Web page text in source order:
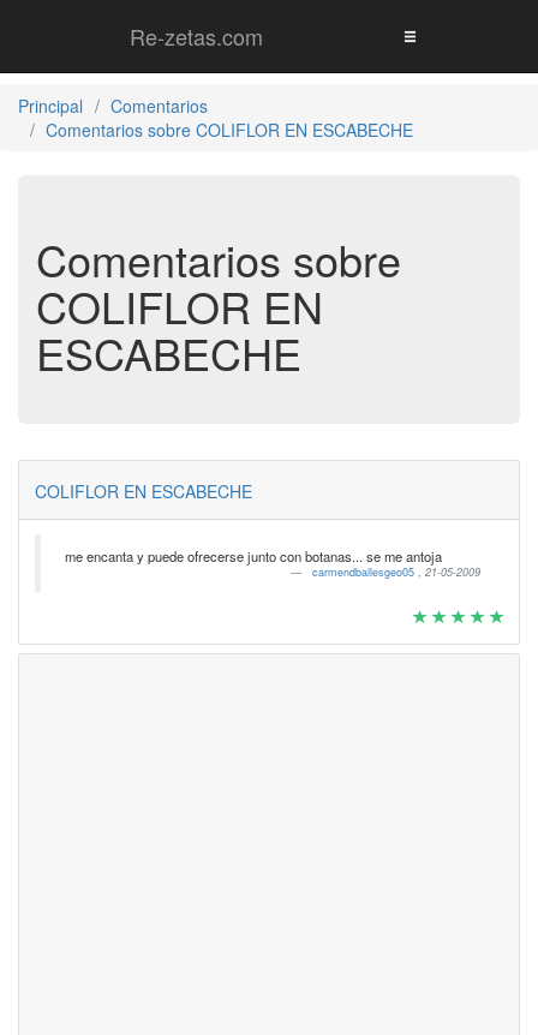
Re-zetas.com
Principal
Comentarios
Comentarios sobre COLIFLOR EN ESCABECHE
Comentarios sobre
COLIFLOR EN
ESCABECHE
COLIFLOR EN ESCABECHE
me encanta y puede ofrecerse junto con botanas... se me antoja
carmendballesgeo05 , 21-05-2009